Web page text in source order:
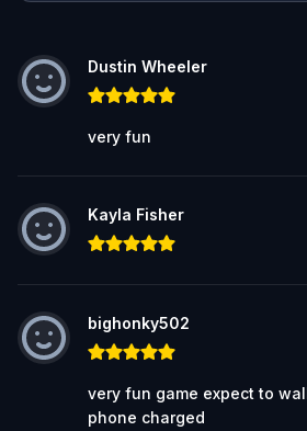
Dustin Wheeler
very fun
Kayla Fisher
bighonky502
very fun game expect to
phone charged